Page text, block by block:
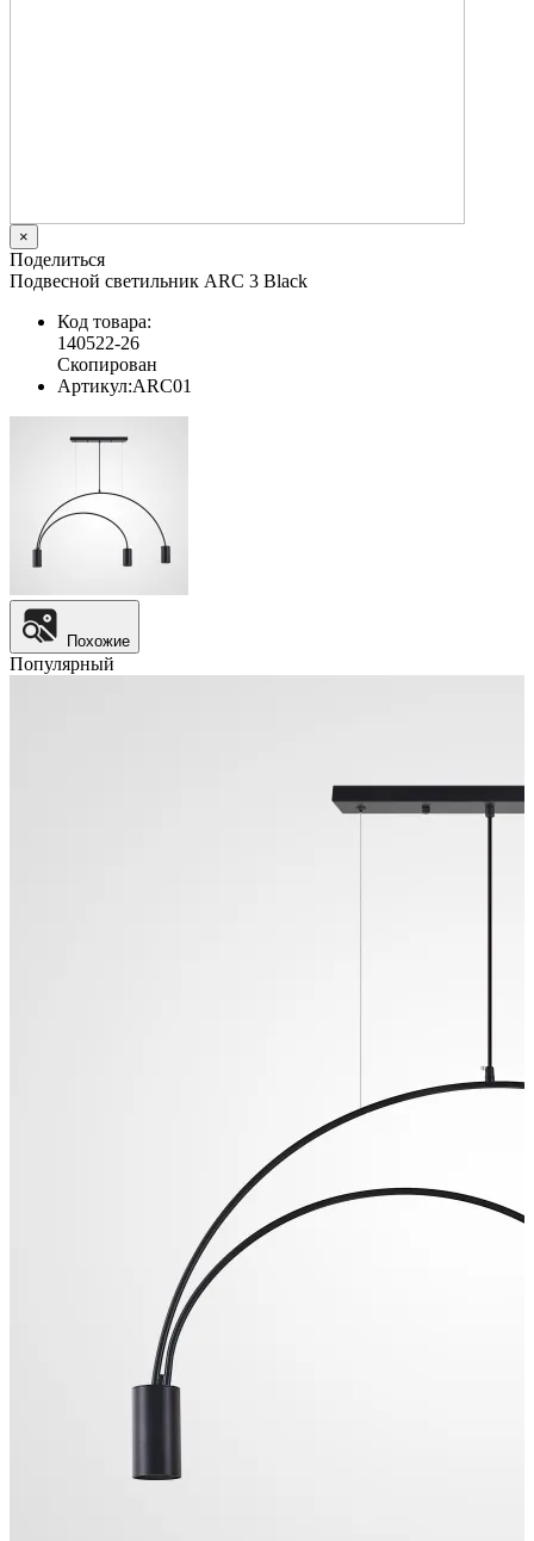
×
Поделиться
Подвесной светильник ARC 3 Black
Код товара:
140522-26
Скопирован
Артикул:ARC01
Похожие
Популярный